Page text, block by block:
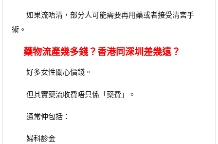
如果流唔清，部分人可能需要再用藥或者接受清宮手
術。
藥物流產幾多錢？香港同深圳差幾遠？
好多女性關心價錢。
但其實藥流收費唔只係「藥費」。
通常仲包括：
婦科診金